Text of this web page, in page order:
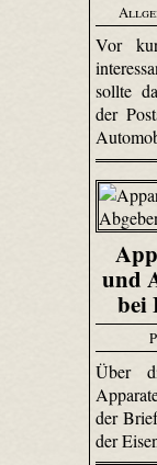
Vor
sollte
der
und
bei
Über
der
der